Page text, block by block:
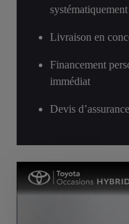
Livraison en
Financement
immédiat
Devis